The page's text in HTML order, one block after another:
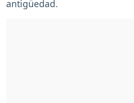
antigüedad.